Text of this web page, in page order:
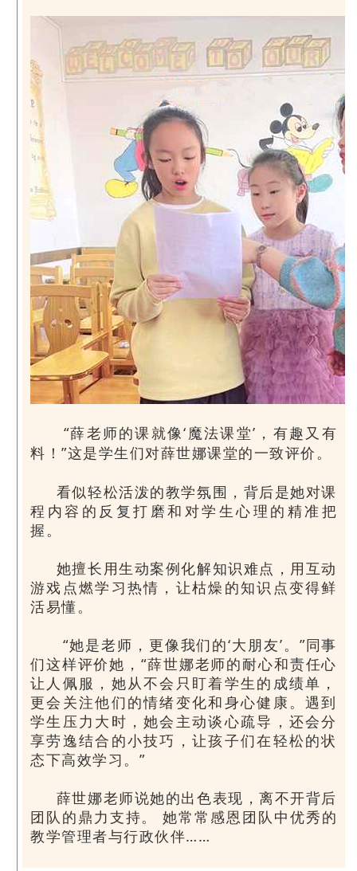
“薛老师的课就像‘魔法课堂’，有趣又有
料！”这是学生们对薛世娜课堂的一致评价。
看似轻松活泼的教学氛围，背后是她对课
程内容的反复打磨和对学生心理的精准把
握。
她擅长用生动案例化解知识难点，用互动
游戏点燃学习热情，让枯燥的知识点变得鲜
活易懂。
“她是老师，更像我们的‘大朋友’。”同事
们这样评价她，“薛世娜老师的耐心和责任心
让人佩服，她从不会只盯着学生的成绩单，
更会关注他们的情绪变化和身心健康。遇到
学生压力大时，她会主动谈心疏导，还会分
享劳逸结合的小技巧，让孩子们在轻松的状
态下高效学习。”
薛世娜老师说她的出色表现，离不开背后
团队的鼎力支持。 她常常感恩团队中优秀的
教学管理者与行政伙伴……